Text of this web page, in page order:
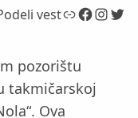
vestLink Facebook InstagramTwitter
pozorištu
takmičarskoj
Ova